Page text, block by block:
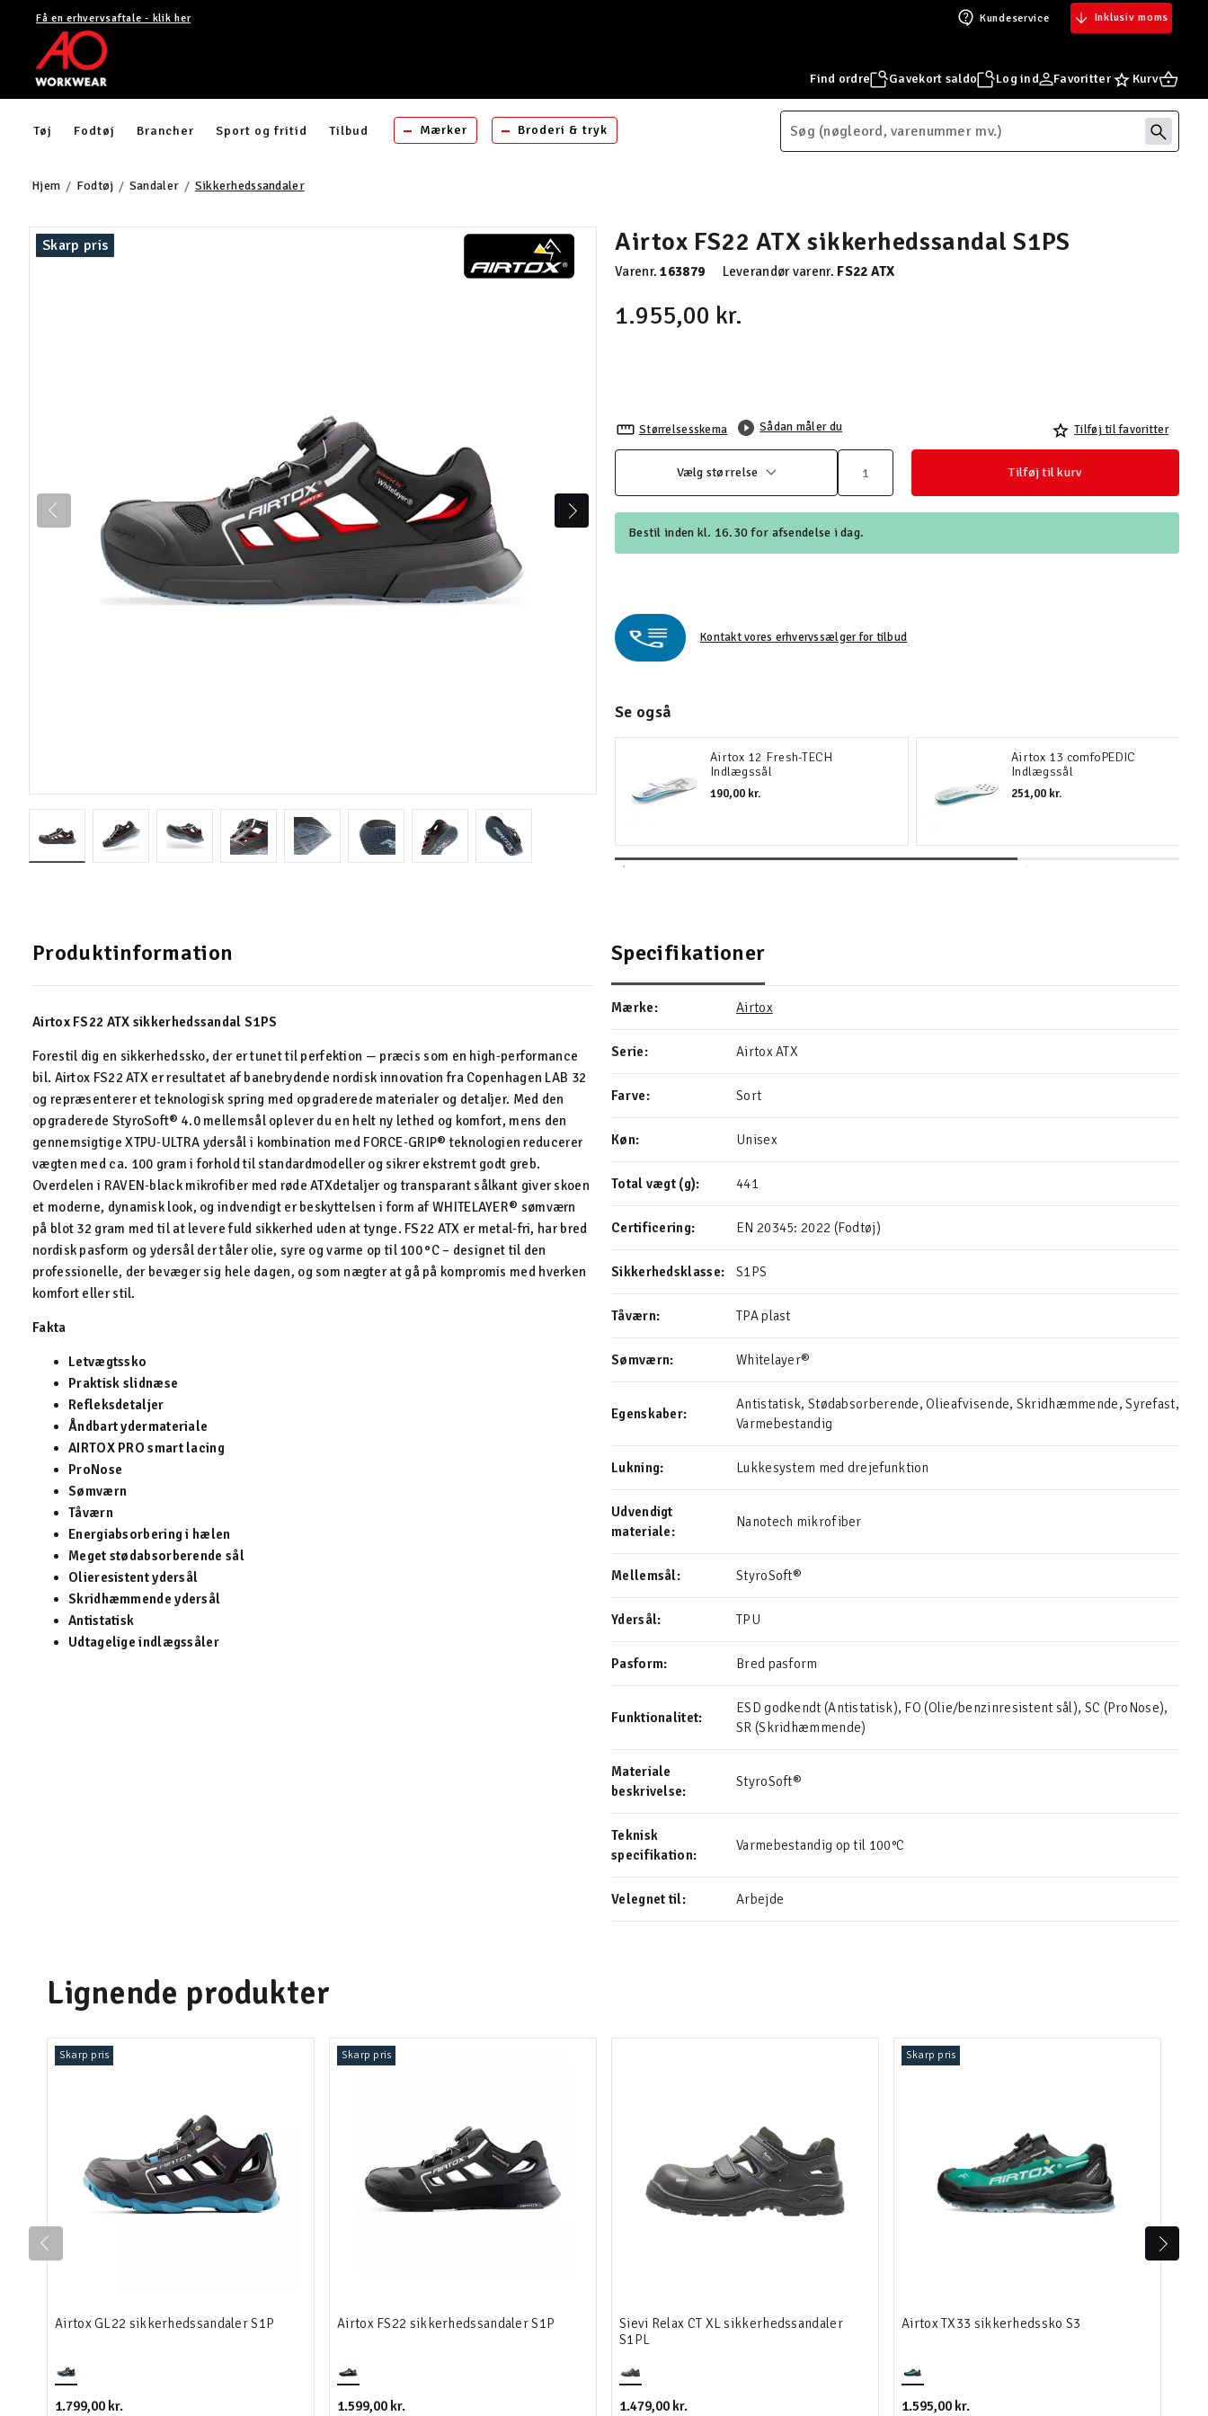
Få en erhvervsaftale - klik her Kundeservice Inklusiv moms
Find ordre Gavekort saldo Log ind Favoritter Kurv
Tøj Fodtøj Brancher Sport og fritid Tilbud Mærker Broderi & tryk
Hjem Fodtøj Sandaler Sikkerhedssandaler
Skarp pris Airtox FS22 ATX sikkerhedssandal S1PS
Varenr.163879 Leverandør varenr. FS22 ATX
1.955,00 kr.
Størrelsesskema Sådan måler du Tilføj til favoritter
Vælg størrelse Tilføj til kurv
Bestil inden kl. 16.30 for afsendelse i dag.
Kontakt vores erhvervssælger for tilbud
Se også
Airtox 12 Fresh-TECH
Indlægssål
190,00 kr.
Airtox 13 comfoPEDIC
Indlægssål
251,00 kr.
Produktinformation
Airtox FS22 ATX sikkerhedssandal S1PS
Forestil dig en sikkerhedssko, der er tunet til perfektion — præcis som en high‑performance
bil. Airtox FS22 ATX er resultatet af banebrydende nordisk innovation fra Copenhagen LAB 32
og repræsenterer et teknologisk spring med opgraderede materialer og detaljer. Med den
opgraderede StyroSoft® 4.0 mellemsål oplever du en helt ny lethed og komfort, mens den
gennemsigtige XTPU‑ULTRA ydersål i kombination med FORCE‑GRIP® teknologien reducerer
vægten med ca. 100 gram i forhold til standardmodeller og sikrer ekstremt godt greb.
Overdelen i RAVEN‑black mikrofiber med røde ATX­detaljer og transparant sålkant giver skoen
et moderne, dynamisk look, og indvendigt er beskyttelsen i form af WHITELAYER® sømværn
på blot 32 gram med til at levere fuld sikkerhed uden at tynge. FS22 ATX er metal‑fri, har bred
nordisk pasform og ydersål der tåler olie, syre og varme op til 100 °C – designet til den
professionelle, der bevæger sig hele dagen, og som nægter at gå på kompromis med hverken
komfort eller stil.
Fakta
Letvægtssko
Praktisk slidnæse
Refleksdetaljer
Åndbart ydermateriale
AIRTOX PRO smart lacing
ProNose
Sømværn
Tåværn
Energiabsorbering i hælen
Meget stødabsorberende sål
Olieresistent ydersål
Skridhæmmende ydersål
Antistatisk
Udtagelige indlægssåler
Specifikationer
Mærke: Airtox
Serie: Airtox ATX
Farve: Sort
Køn: Unisex
Total vægt (g): 441
Certificering: EN 20345: 2022 (Fodtøj)
Sikkerhedsklasse: S1PS
Tåværn: TPA plast
Sømværn: Whitelayer®
Egenskaber:
Antistatisk, Stødabsorberende, Olieafvisende, Skridhæmmende, Syrefast,
Varmebestandig
Lukning: Lukkesystem med drejefunktion
Udvendigt
materiale:
Nanotech mikrofiber
Mellemsål: StyroSoft®
Ydersål: TPU
Pasform: Bred pasform
Funktionalitet:
ESD godkendt (Antistatisk), FO (Olie/benzinresistent sål), SC (ProNose),
SR (Skridhæmmende)
Materiale
beskrivelse:
StyroSoft®
Teknisk
specifikation:
Varmebestandig op til 100°C
Velegnet til: Arbejde
Lignende produkter
Skarp pris
Airtox GL22 sikkerhedssandaler S1P
1.799,00 kr.
Skarp pris
Airtox FS22 sikkerhedssandaler S1P
1.599,00 kr.
Sievi Relax CT XL sikkerhedssandaler
S1PL
1.479,00 kr.
Skarp pris
Airtox TX33 sikkerhedssko S3
1.595,00 kr.